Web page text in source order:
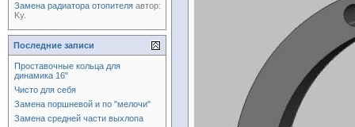
Замена радиатора отопителя автор:
Ky.
Последние записи
Проставочные кольца для
динамика 16"
Чисто для себя
Замена поршневой и по "мелочи"
Замена средней части выхлопа